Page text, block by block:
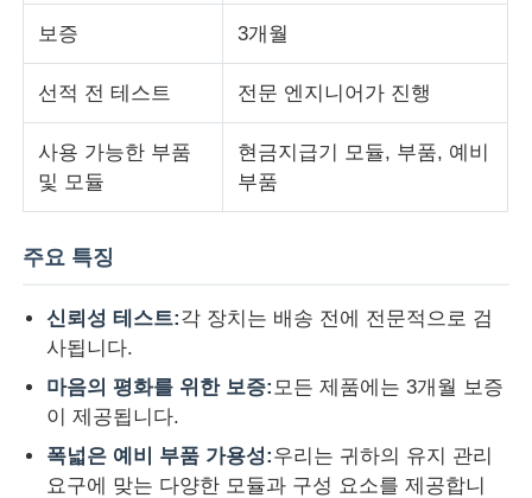
회사 소개
품질 관리
뉴스
보증 3개월
선적 전 테스트 전문 엔지니어가 진행
사용 가능한 부품
및 모듈
현금지급기 모듈, 부품, 예비
부품
주요 특징
신뢰성 테스트:각 장치는 배송 전에 전문적으로 검
사됩니다.
마음의 평화를 위한 보증: 모든 제품에는 3개월 보증
이 제공됩니다.
폭넓은 예비 부품 가용성:우리는 귀하의 유지 관리
요구에 맞는 다양한 모듈과 구성 요소를 제공합니